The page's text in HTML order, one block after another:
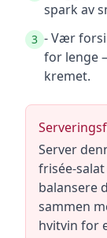
spark av
3 - Vær
for lenge
kremet.
Server
frisée-
balansere
sammen
hvitvin for